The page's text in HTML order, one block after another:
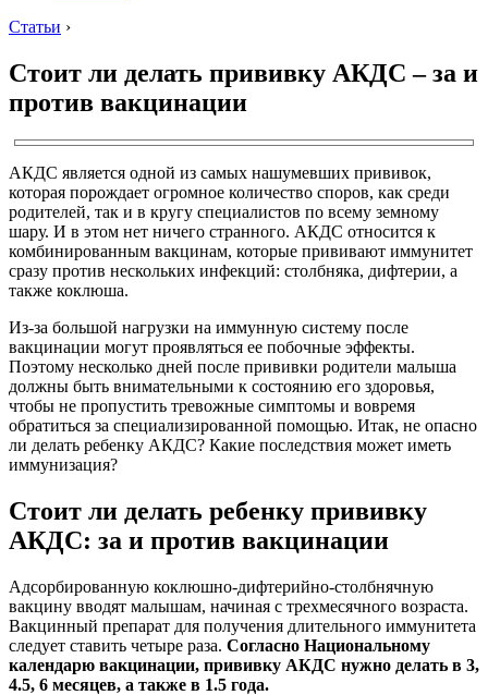
Статьи ›
Стоит ли делать прививку АКДС – за и
против вакцинации
АКДС является одной из самых нашумевших прививок,
которая порождает огромное количество споров, как среди
родителей, так и в кругу специалистов по всему земному
шару. И в этом нет ничего странного. АКДС относится к
комбинированным вакцинам, которые прививают иммунитет
сразу против нескольких инфекций: столбняка, дифтерии, а
также коклюша.
Из-за большой нагрузки на иммунную систему после
вакцинации могут проявляться ее побочные эффекты.
Поэтому несколько дней после прививки родители малыша
должны быть внимательными к состоянию его здоровья,
чтобы не пропустить тревожные симптомы и вовремя
обратиться за специализированной помощью. Итак, не опасно
ли делать ребенку АКДС? Какие последствия может иметь
иммунизация?
Стоит ли делать ребенку прививку
АКДС: за и против вакцинации
Адсорбированную коклюшно-дифтерийно-столбнячную
вакцину вводят малышам, начиная с трехмесячного возраста.
Вакцинный препарат для получения длительного иммунитета
следует ставить четыре раза. Согласно Национальному
календарю вакцинации, прививку АКДС нужно делать в 3,
4.5, 6 месяцев, а также в 1.5 года.